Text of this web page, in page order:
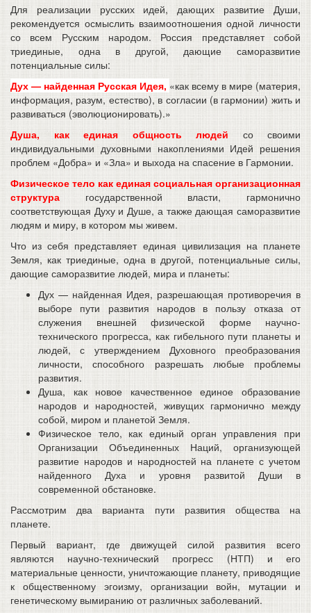
Для реализации русских идей, дающих развитие Души,
рекомендуется осмыслить взаимоотношения одной личности
со всем Русским народом. Россия представляет собой
триединые, одна в другой, дающие саморазвитие
потенциальные силы:
Дух — найденная Русская Идея, «как всему в мире (материя,
информация, разум, естество), в согласии (в гармонии) жить и
развиваться (эволюционировать).»
Душа, как единая общность людей со своими
индивидуальными духовными накоплениями Идей решения
проблем «Добра» и «Зла» и выхода на спасение в Гармонии.
Физическое тело как единая социальная организационная
структура
государственной власти, гармонично
соответствующая Духу и Душе, а также дающая саморазвитие
людям и миру, в котором мы живем.
Что из себя представляет единая цивилизация на планете
Земля, как триединые, одна в другой, потенциальные силы,
дающие саморазвитие людей, мира и планеты:
Дух — найденная Идея, разрешающая противоречия в
выборе пути развития народов в пользу отказа от
служения внешней физической форме научно-
технического прогресса, как гибельного пути планеты и
людей, с утверждением Духовного преобразования
личности, способного разрешать любые проблемы
развития.
Душа, как новое качественное единое образование
народов и народностей, живущих гармонично между
собой, миром и планетой Земля.
Физическое тело, как единый орган управления при
Организации Объединенных Наций, организующей
развитие народов и народностей на планете с учетом
найденного Духа и уровня развитой Души в
современной обстановке.
Рассмотрим два варианта пути развития общества на
планете.
Первый вариант, где движущей силой развития всего
являются научно-технический прогресс (НТП) и его
материальные ценности, уничтожающие планету, приводящие
к общественному эгоизму, организации войн, мутации и
генетическому вымиранию от различных заболеваний.